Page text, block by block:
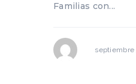
Familias con...
septiembre